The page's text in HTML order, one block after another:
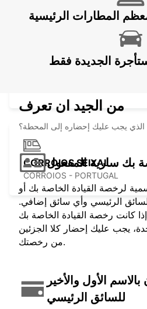
CORROIOS SEIXAL
CORROIOS - PORTUGAL
الجديدة فقط
من الجيد ان تعرف
الذي يجب عليك إحضاره إلى المحطة؟
بك سارية المفعول
لرخصة القيادة الخاصة بك أو
الرئيسي وأي سائق إضافي.
كانت رخصة القيادة الخاصة بك
يجب عليك إحضار كلا الجزئين
من رخصتك.
بالاسم الأول والأخير
للسائق الرئيسي